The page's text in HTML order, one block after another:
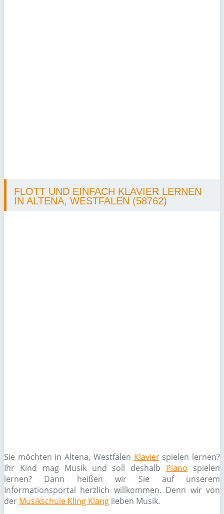
FLOTT UND EINFACH KLAVIER LERNEN
IN ALTENA, WESTFALEN (58762)
Sie möchten in Altena, Westfalen Klavierspielen lernen?
Ihr Kind mag Musik und soll deshalb Piano spielen
lernen? Dann heißen wir Sie auf unserem
Informationsportal herzlich willkommen. Denn wir von
der Musikschule Kling Klang lieben Musik.